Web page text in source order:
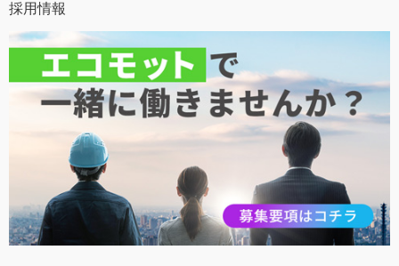
採用情報